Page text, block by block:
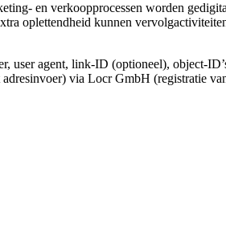
en verkoopprocessen worden
oplettendheid kunnen
user agent, link-ID (optioneel), object-
via Locr GmbH (registratie